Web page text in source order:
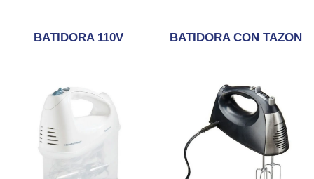
BATIDORA 110V BATIDORA CON TAZON